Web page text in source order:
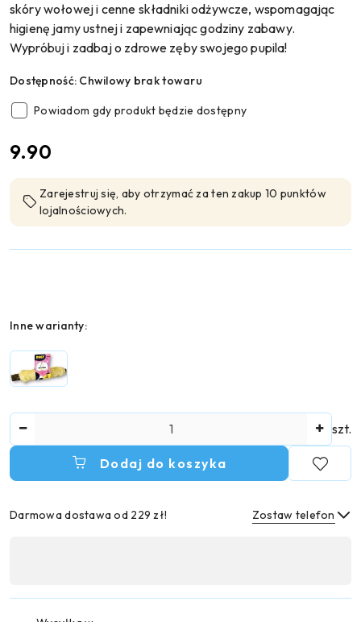
skóry wołowej i cenne składniki odżywcze, wspomagając
higienę jamy ustnej i zapewniając godziny zabawy.
Wypróbuj i zadbaj o zdrowe zęby swojego pupila!
Dostępność: Chwilowy brak towaru
Powiadom gdy produkt będzie dostępny
cena:
9.90
Zarejestruj się, aby otrzymać za ten zakup 10 punktów
lojalnościowych.
Wariant
Inne warianty:
szt.
Dodaj do koszyka
Darmowa dostawa od 229 zł! Zostaw telefon